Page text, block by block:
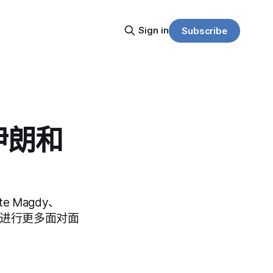
Sign in Subscribe
和
Magdy、
行更多面对面